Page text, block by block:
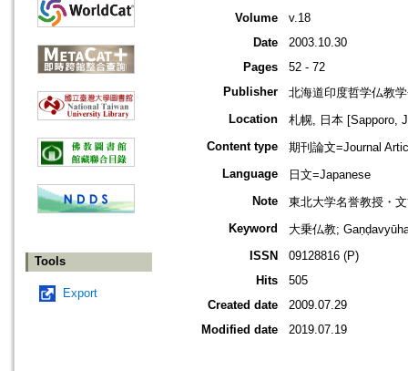
Tools
Export
Volume
v.18
Date
2003.10.30
Pages
52 - 72
Publisher
北海道印度哲学仏教
Location
札幌, 日本 [Sapporo,
Content type
期刊論文=Journal
Language
日文=Japanese
Note
東北大学名誉教授・
Keyword
大乗仏教;
ISSN
09128816 (P)
Hits
505
Created date
2009.07.29
Modified date
2019.07.19